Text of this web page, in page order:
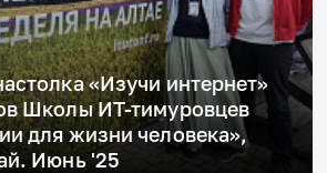
«Изучи интернет»
Школы ИТ-тимуровцев
для жизни человека»,
Июнь '25